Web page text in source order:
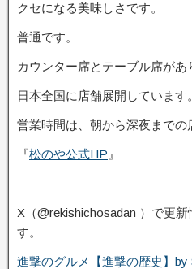
クセになる美味しさです。
普通です。
カウンター席とテーブル席があ
日本全国に店舗展開しています。
営業時間は、朝から深夜までの
『松のや公式HP 』
X（@rekishichosadan ）で更
す。
進撃のグルメ【進撃の歴史】by